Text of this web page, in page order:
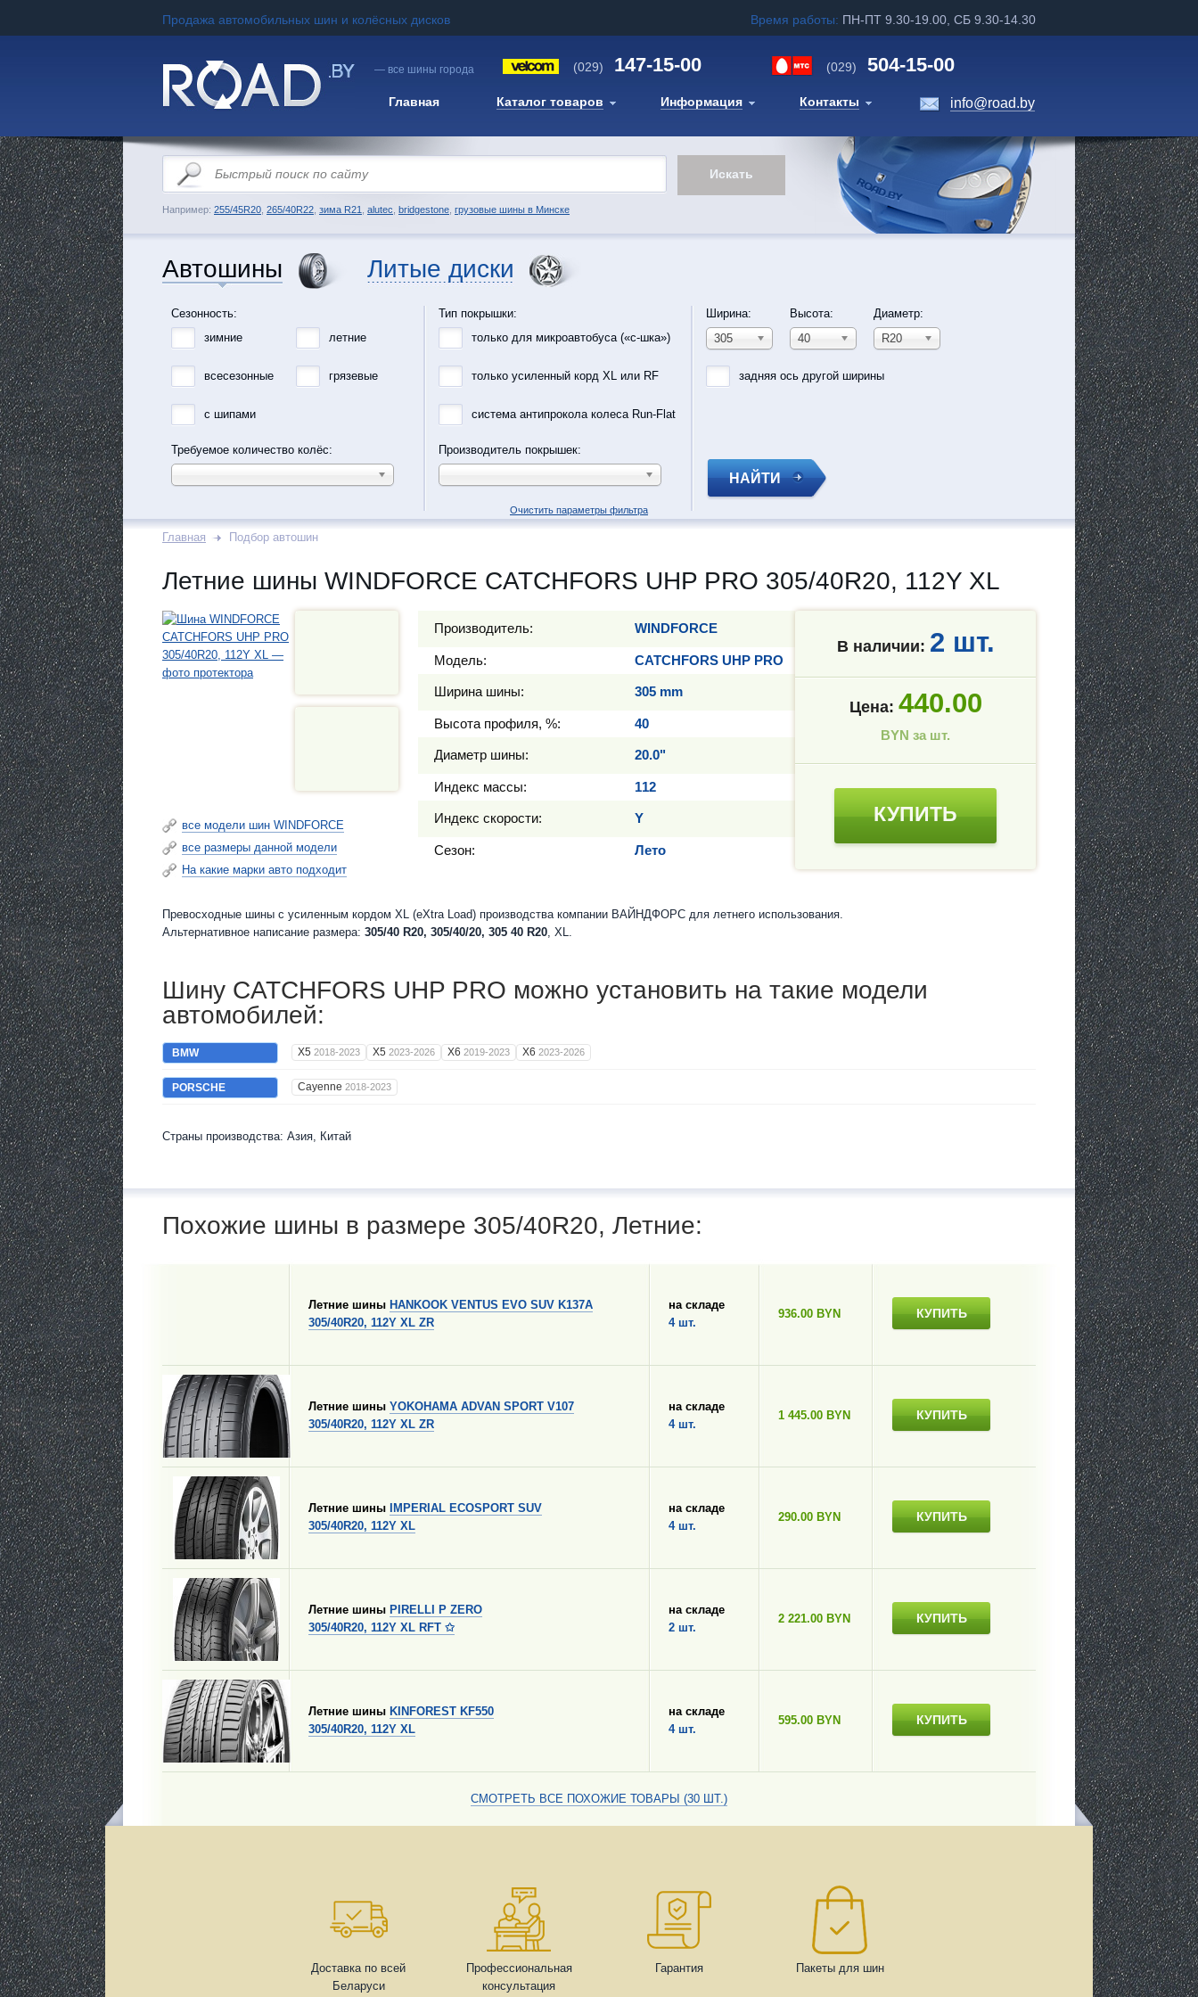
Продажа автомобильных шин и колёсных дисков Время работы: ПН-ПТ 9.30-19.00, СБ 9.30-14.30
— все шины города (029) 147-15-00 (029) 504-15-00
Главная Каталог товаров Информация Контакты info@road.by
Например: 255/45R20 265/40R22 зима R21 alutec bridgestone грузовые шины в Минске
Автошины Литые диски
Сезонность:
зимние
летние
всесезонные грязевые
с шипами
Требуемое количество колёс:
Тип покрышки:
только для микроавтобуса («с-шка»)
только усиленный корд XL или RF
система антипрокола колеса Run-Flat
Производитель покрышек:
Ширина:
305
Высота:
40
Диаметр:
R20
задняя ось другой ширины
НАЙТИ
Очистить параметры фильтра
Главная Подбор автошин
Летние шины WINDFORCE CATCHFORS UHP PRO 305/40R20, 112Y XL
все модели шин WINDFORCE
все размеры данной модели
На какие марки авто подходит
Производитель: WINDFORCE
Модель: CATCHFORS UHP PRO
Ширина шины: 305 mm
Высота профиля, %: 40
Диаметр шины: 20.0"
Индекс массы: 112
Индекс скорости: Y
Сезон: Лето
В наличии: 2 шт.
Цена: 440.00
BYN за шт.
КУПИТЬ
Превосходные шины c усиленным кордом XL (eXtra Load) производства компании ВАЙНДФОРС для летнего использования.
Альтернативное написание размера: 305/40 R20, 305/40/20, 305 40 R20, XL.
Шину CATCHFORS UHP PRO можно установить на такие модели
автомобилей:
BMW X5 2018-2023 X5 2023-2026 X6 2019-2023 X6 2023-2026
PORSCHE Cayenne 2018-2023
Страны производства: Азия, Китай
Похожие шины в размере 305/40R20, Летние:
Летние шины HANKOOK VENTUS EVO SUV K137A
305/40R20, 112Y XL ZR
на складе
4 шт.
936.00 BYN КУПИТЬ
Летние шины YOKOHAMA ADVAN SPORT V107
305/40R20, 112Y XL ZR
на складе
4 шт.
1 445.00 BYN КУПИТЬ
Летние шины
IMPERIAL ECOSPORT SUV
305/40R20, 112Y XL
на складе
4 шт.
290.00 BYN КУПИТЬ
Летние шины PIRELLI P ZERO
305/40R20, 112Y XL RFT ✩
на складе
2 шт.
2 221.00 BYN КУПИТЬ
Летние шины KINFOREST KF550
305/40R20, 112Y XL
на складе
4 шт.
595.00 BYN КУПИТЬ
СМОТРЕТЬ ВСЕ ПОХОЖИЕ ТОВАРЫ (30 ШТ.)
Доставка по всей
Беларуси
Профессиональная
консультация
Гарантия Пакеты для шин